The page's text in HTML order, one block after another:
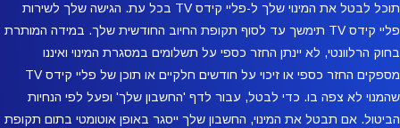
תוכל לבטל את המינוי שלך ל-פליי קידס TV בכל עת. הגישה שלך לשירות
פליי קידס TV תימשך עד לסוף תקופת החיוב החודשית שלך. במידה המותרת
בחוק הרלוונטי, לא יינתן החזר כספי על תשלומים במסגרת המינוי ואיננו
מספקים החזר כספי או זיכוי על חודשים חלקיים או תוכן של פליי קידס TV
שהמנוי לא צפה בו. כדי לבטל, עבור לדף 'החשבון שלך' ופעל לפי הנחיות
הביטול. אם תבטל את המינוי, החשבון שלך ייסגר באופן אוטומטי בתום תקופת